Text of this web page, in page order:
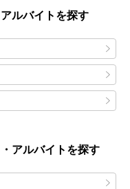
ルバイトを探す
アルバイトを探す